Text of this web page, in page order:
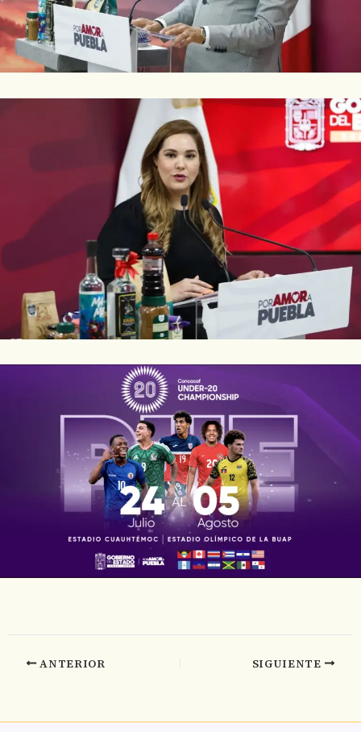
ANTERIOR SIGUIENTE